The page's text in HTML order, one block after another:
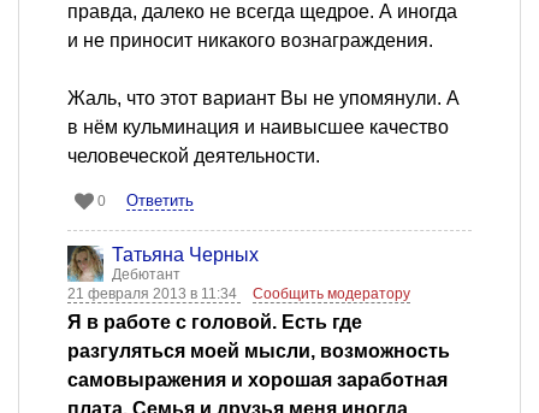
правда, далеко не всегда щедрое. А иногда
и не приносит никакого вознаграждения.
Жаль, что этот вариант Вы не упомянули. А
в нём кульминация и наивысшее качество
человеческой деятельности.
0 Ответить
Татьяна Черных
Дебютант
21 февраля 2013 в 11:34
Сообщить модератору
Я в работе с головой. Есть где
разгуляться моей мысли, возможность
самовыражения и хорошая заработная
плата. Семья и друзья меня иногда